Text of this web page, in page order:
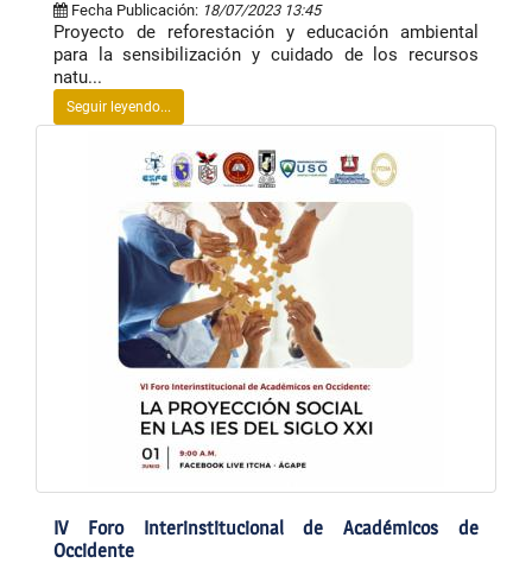
Fecha Publicación: 18/07/2023 13:45
Proyecto de reforestación y educación ambiental
para la sensibilización y cuidado de los recursos
natu...
Seguir leyendo...
IV Foro Interinstitucional de Académicos de
Occidente